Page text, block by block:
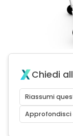
Chiedi
Riassumi